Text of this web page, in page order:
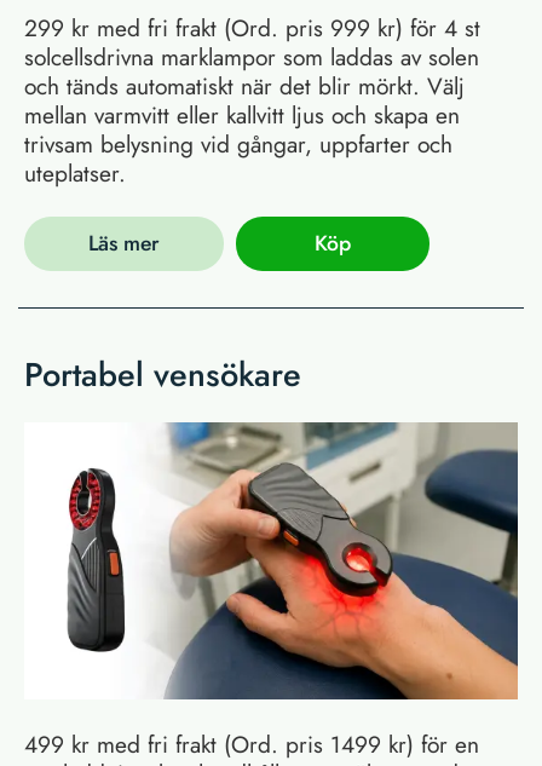
299 kr med fri frakt (Ord. pris 999 kr) för 4 st
solcellsdrivna marklampor som laddas av solen
och tänds automatiskt när det blir mörkt. Välj
mellan varmvitt eller kallvitt ljus och skapa en
trivsam belysning vid gångar, uppfarter och
uteplatser.
Läs mer Köp
Portabel vensökare
499 kr med fri frakt (Ord. pris 1499 kr) för en